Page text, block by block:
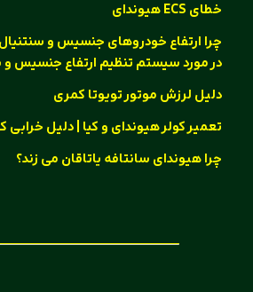
خطای ECS هیوندای
چرا ارتفاع خودروهای جنسیس و
در مورد سیستم تنظیم ارتفاع جنسیس و
دلیل لرزش موتور تویوتا کمری
تعمیر کولر هیوندای و کیا | دلیل خرابی
چرا هیوندای سانتافه یاتاقان می زند؟